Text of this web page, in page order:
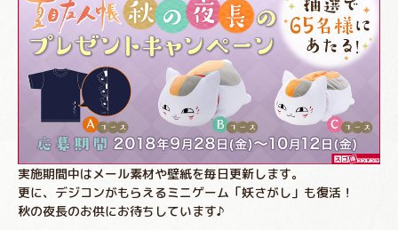
実施期間中はメール素材や壁紙を毎日更新します。
更に、デジコンがもらえるミニゲーム「妖さがし」も復活！
秋の夜長のお供にお待ちしています♪